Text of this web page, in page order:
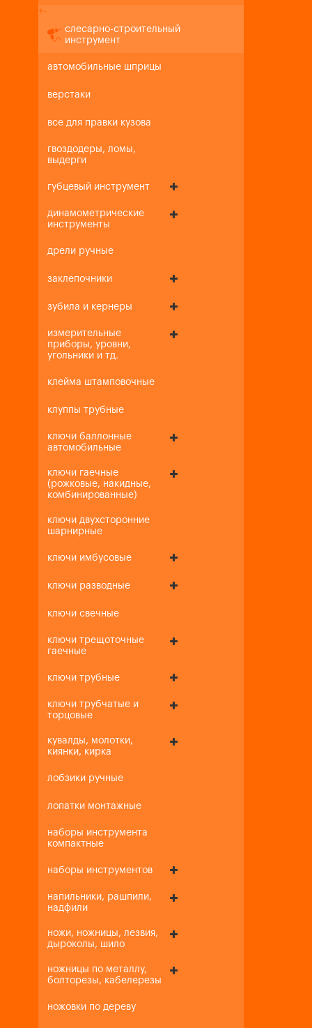
+-
слесарно-строительный
инструмент
автомобильные шприцы
верстаки
все для правки кузова
гвоздодеры, ломы,
выдерги
губцевый инструмент
динамометрические
инструменты
дрели ручные
заклепочники
зубила и кернеры
измерительные
приборы, уровни,
угольники и тд.
клейма штамповочные
клуппы трубные
ключи баллонные
автомобильные
ключи гаечные
(рожковые, накидные,
комбинированные)
ключи двухсторонние
шарнирные
ключи имбусовые
ключи разводные
ключи свечные
ключи трещоточные
гаечные
ключи трубные
ключи трубчатые и
торцовые
кувалды, молотки,
киянки, кирка
лобзики ручные
лопатки монтажные
наборы инструмента
компактные
наборы инструментов
напильники, рашпили,
надфили
ножи, ножницы, лезвия,
дыроколы, шило
ножницы по металлу,
болторезы, кабелерезы
ножовки по дереву